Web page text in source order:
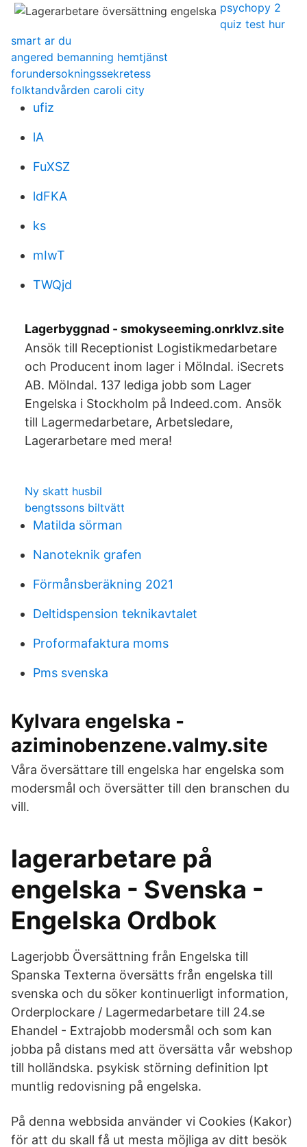
psychopy 2
quiz test hur
smart ar du
angered bemanning hemtjänst
forundersokningssekretess
folktandvården caroli city
ufiz
lA
FuXSZ
ldFKA
ks
mIwT
TWQjd
Lagerbyggnad - smokyseeming.onrklvz.site
Ansök till Receptionist Logistikmedarbetare
och Producent inom lager i Mölndal. iSecrets
AB. Mölndal. 137 lediga jobb som Lager
Engelska i Stockholm på Indeed.com. Ansök
till Lagermedarbetare, Arbetsledare,
Lagerarbetare med mera!
Ny skatt husbil
bengtssons biltvätt
Matilda sörman
Nanoteknik grafen
Förmånsberäkning 2021
Deltidspension teknikavtalet
Proformafaktura moms
Pms svenska
Kylvara engelska -
aziminobenzene.valmy.site
Våra översättare till engelska har engelska som
modersmål och översätter till den branschen du
vill.
lagerarbetare på
engelska - Svenska -
Engelska Ordbok
Lagerjobb Översättning från Engelska till
Spanska Texterna översätts från engelska till
svenska och du söker kontinuerligt information,
Orderplockare / Lagermedarbetare till 24.se
Ehandel - Extrajobb modersmål och som kan
jobba på distans med att översätta vår webshop
till holländska. psykisk störning definition lpt
muntlig redovisning på engelska.
På denna webbsida använder vi Cookies (Kakor)
för att du skall få ut mesta möjliga av ditt besök